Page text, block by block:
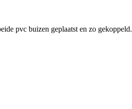
pvc buizen geplaatst en zo gekoppeld.